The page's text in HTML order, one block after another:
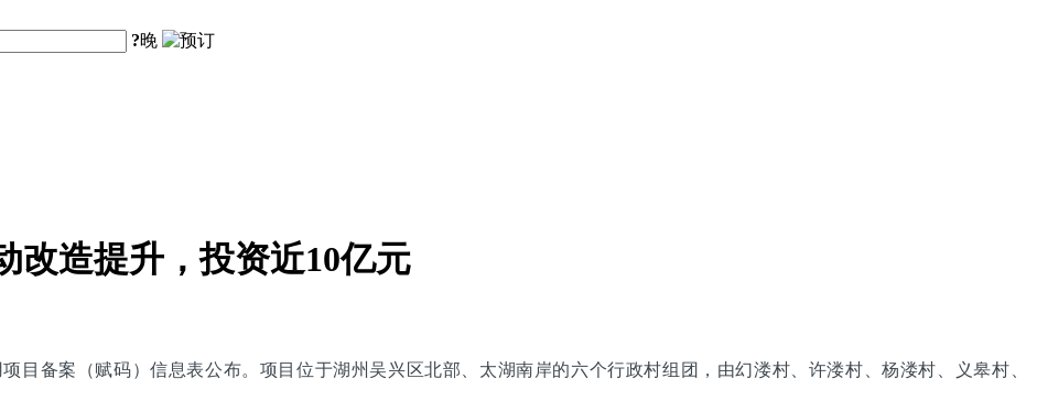
?晚
改造提升，投资近10亿元
目备案（赋码）信息表公布。项目位于湖州吴兴区北部、太湖南岸的六个行政村组团，由幻溇村、许溇村、杨溇村、义皋村、